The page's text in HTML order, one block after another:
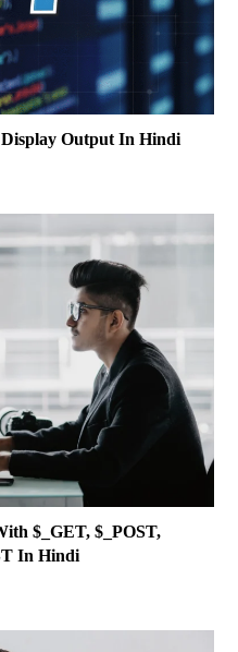
Output In Hindi
$_GET, $_POST,
In Hindi